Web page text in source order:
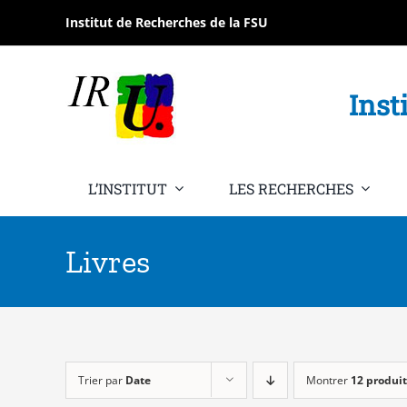
contenu
Institut de Recherches de la FSU
L’INSTITUT LES RECHERCHES
Livres
Trier par Date Montrer 12